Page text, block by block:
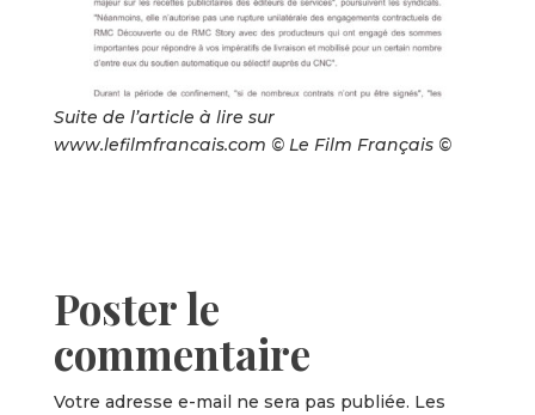
Suite de l’article à lire sur
www.lefilmfrancais.com © Le Film Français ©
Poster le
commentaire
Votre adresse e-mail ne sera pas publiée. Les